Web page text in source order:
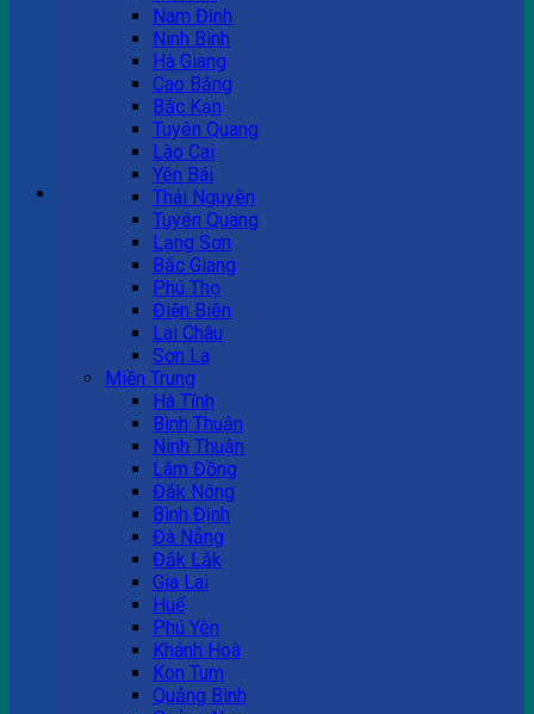
0983 863 488
Hotline hỗ trợ
0983 863 488
Giỏ hàng
Chưa có sản phẩm trong giỏ hàng.
Nam Định
Ninh Bình
Hà Giang
Cao Bằng
Bắc Kạn
Tuyên Quang
Lào Cai
Yên Bái
Thái Nguyên
Tuyên Quang
Lạng Sơn
Bắc Giang
Phú Thọ
Điện Biên
Lai Châu
Sơn La
Miền Trung
Hà Tĩnh
Bình Thuận
Ninh Thuận
Lâm Đồng
Đắk Nông
Bình Định
Đà Nẵng
Đắk Lắk
Gia Lai
Huế
Phú Yên
Khánh Hoà
Kon Tum
Quảng Bình